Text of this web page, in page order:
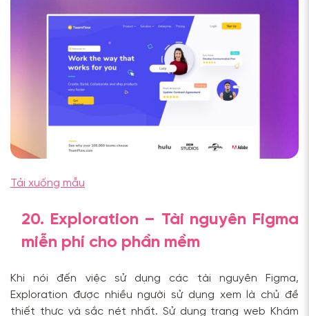
Tải xuống mẫu
20. Exploration – Tài nguyên Figma
miễn phí cho phần mềm
Khi nói đến việc sử dụng các tài nguyên Figma,
Exploration được nhiều người sử dụng xem là chủ đề
thiết thực và sắc nét nhất. Sử dụng trang web Khám